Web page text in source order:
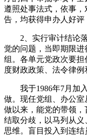
遵照处事法式，依事
告，均获得申办人好评
2、实行审计结论落
觉的问题，当即期限
组。各单元党政次要
度财政政策、法令律例
我于1986年7月加入
做。现任党组、办公
做以来，能党的带领
结取分歧，以马列从
思维。盲目投入到连